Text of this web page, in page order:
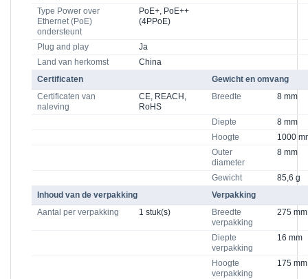
Type Power over
Ethernet (PoE)
ondersteunt
PoE+, PoE++
(4PPoE)
Plug and play
Ja
Land van herkomst
China
Certificaten
Gewicht en omvang
Certificaten van
naleving
CE, REACH,
RoHS
Breedte 8 mm
Diepte
8 mm
Hoogte
1000
Outer
diameter
8 mm
Gewicht
85,6 g
Inhoud van de verpakking
Verpakking
Aantal per verpakking
1 stuk(s)
Breedte
verpakking
275 mm
Diepte
verpakking
16 mm
Hoogte
verpakking
175 mm